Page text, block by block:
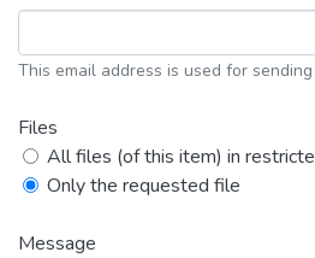
This email address is used for
Files
All files (of this item) in
Only the requested file
Message